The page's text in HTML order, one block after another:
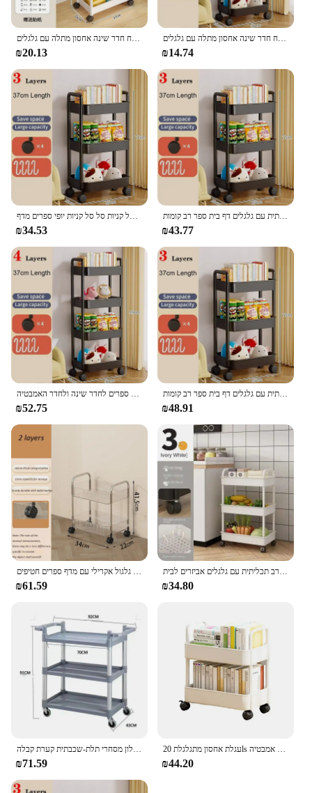
בית מרובי-שכבות בית עגלת אחסון רצפה למטבח חדר שינה אחסון מתלה עם גלגלים
₪20.13
בית מרובי-שכבות בית עגלת אחסון רצפה למטבח חדר שינה אחסון מתלה עם גלגלים
₪14.74
מטבח אחסון מתלה רב תכליתי אביזרים לבית מתלה נייד סל קניות סל סל קניות יופי ספרים מדף
₪34.53
אחסון נייד מתלה טרולי מארגן מטבח ביתי עגלת רב תכליתית עם גלגלים דף בית ספר רב קומות
₪43.77
מסדרונות מטבח ומדף אחסון עגלת ניידת מדף אחסון רווח עגלת גלגלים מדף ספרים לחדר שינה ולחדר האמבטיה
₪52.75
אחסון נייד מתלה טרולי מארגן מטבח ביתי עגלת רב תכליתית עם גלגלים דף בית ספר רב קומות
₪48.91
יוקרה מתלה אחסון יוקרה טרולי 2/3/4 שכבות שקוף עגלת גלגול אקרילי עם מדף ספרים חטיפים
₪61.59
סל אחסון רב שכבתית עגלת חטיף מארגן מטבח ביתי עגלת רב תכליתית עם גלגלים אביזרים לבית
₪34.80
מכונת אוכל טרולי פלסטית רב-תפקודית מסעדה סלון מסחרי תלת-שכבתית קערת קבלה
₪71.59
עגלת אחסון מתגלגלת 20ls קיבולת מקסימלית 2 עגלה שירות עגלה על גלגלים עבור אביזרי אמבטיה מטבח אמבטיה
₪44.20